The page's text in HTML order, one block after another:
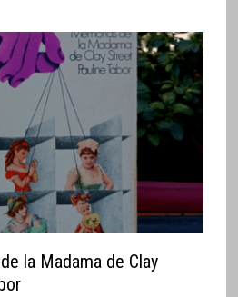
la Madama de Clay